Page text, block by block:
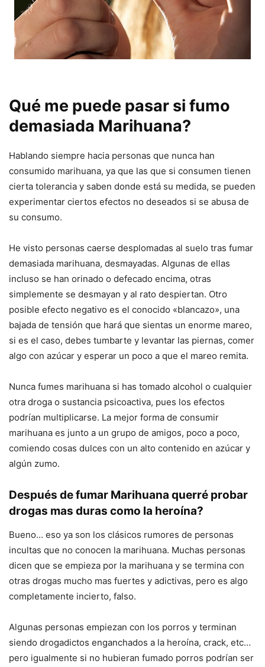
Qué me puede pasar si fumo
demasiada Marihuana?
Hablando siempre hacia personas que nunca han
consumido marihuana, ya que las que si consumen tienen
cierta tolerancia y saben donde está su medida, se pueden
experimentar ciertos efectos no deseados si se abusa de
su consumo.
He visto personas caerse desplomadas al suelo tras fumar
demasiada marihuana, desmayadas. Algunas de ellas
incluso se han orinado o defecado encima, otras
simplemente se desmayan y al rato despiertan. Otro
posible efecto negativo es el conocido «blancazo», una
bajada de tensión que hará que sientas un enorme mareo,
si es el caso, debes tumbarte y levantar las piernas, comer
algo con azúcar y esperar un poco a que el mareo remita.
Nunca fumes marihuana si has tomado alcohol o cualquier
otra droga o sustancia psicoactiva, pues los efectos
podrían multiplicarse. La mejor forma de consumir
marihuana es junto a un grupo de amigos, poco a poco,
comiendo cosas dulces con un alto contenido en azúcar y
algún zumo.
Después de fumar Marihuana querré probar
drogas mas duras como la heroína?
Bueno… eso ya son los clásicos rumores de personas
incultas que no conocen la marihuana. Muchas personas
dicen que se empieza por la marihuana y se termina con
otras drogas mucho mas fuertes y adictivas, pero es algo
completamente incierto, falso.
Algunas personas empiezan con los porros y terminan
siendo drogadictos enganchados a la heroína, crack, etc…
pero igualmente si no hubieran fumado porros podrían ser